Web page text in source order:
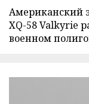
Американский
XQ-58 Valkyrie
военном